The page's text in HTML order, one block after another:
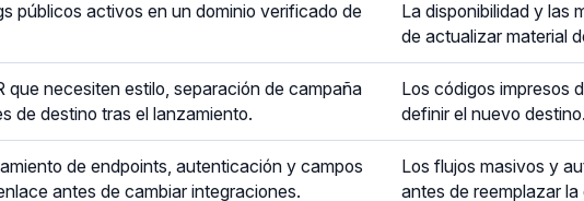
públicos activos en un dominio verificado de
La disponibilidad y las
de actualizar material
que necesiten estilo, separación de campaña
de destino tras el lanzamiento.
Los códigos impresos
definir el nuevo destino.
de endpoints, autenticación y campos
antes de cambiar integraciones.
Los flujos masivos y
antes de reemplazar